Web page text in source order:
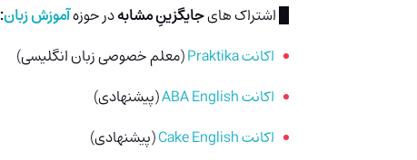
█ اشتراک هایجایگزینِ مشابهدر حوزهآموزش زبان:
اکانت Praktika
(معلم خصوصی زبان انگلیسی)
اکانت ABA English
(پیشنهادی)
اکانت Cake English
(پیشنهادی)